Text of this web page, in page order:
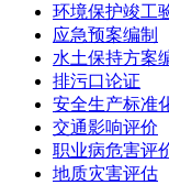
环境保护竣工
应急预案编制
水土保持方案
排污口论证
安全生产标准
交通影响评价
职业病危害评
地质灾害评估